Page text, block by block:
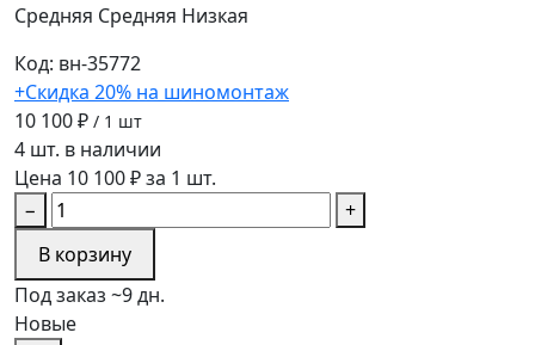
Средняя Средняя Низкая
Код: вн-35772
+Скидка 20% на шиномонтаж
10 100 ₽ / 1 шт
4 шт. в наличии
Цена 10 100 ₽ за 1 шт.
−
+
В корзину
Под заказ ~9 дн.
Новые